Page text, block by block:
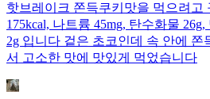
핫브레이크 쫀득쿠키맛을 먹으려고
175kcal, 나트륨 45mg, 탄수화물
2g 입니다 겉은 초코인데 속 안에 쫀
서 고소한 맛에 맛있게 먹었습니다